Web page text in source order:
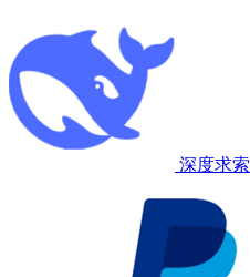
深度求索